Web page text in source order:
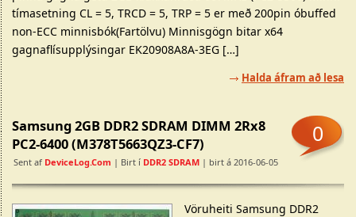
tímasetning CL = 5, TRCD = 5, TRP = 5 er með 200pin óbuffed
non-ECC minnisbók(Fartölvu) Minnisgögn bitar x64
gagnaflísupplýsingar EK20908A8A-3EG […]
Halda áfram að lesa
Samsung 2GB DDR2 SDRAM DIMM 2Rx8
PC2-6400 (M378T5663QZ3-CF7)
Sent af DeviceLog.com | Birt í DDR2 SDRAM | birt á 2016-06-05
0
Vöruheiti Samsung DDR2